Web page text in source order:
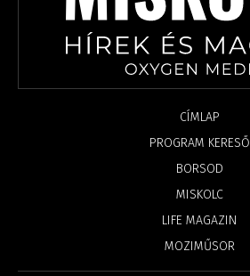
CÍMLAP
PROGRAM KERESŐ
BORSOD
MISKOLC
LIFE MAGAZIN
MOZIMŰSOR